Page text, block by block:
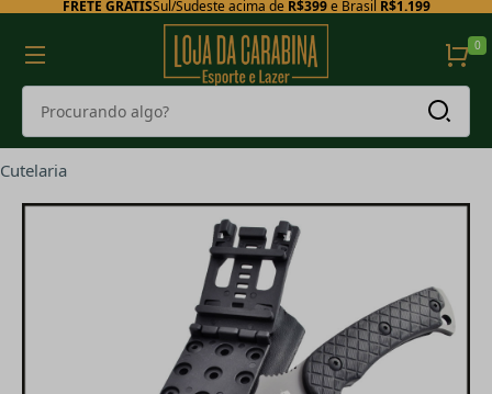
FRETE GRÁTISSul/Sudeste acima de R$399e Brasil R$1.199
0
Cutelaria